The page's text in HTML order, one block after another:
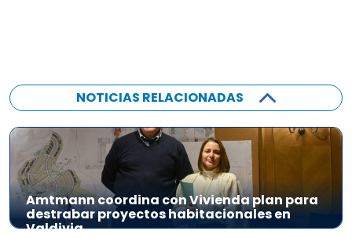
NOTICIAS RELACIONADAS
Amtmann coordina con Vivienda plan para
destrabar proyectos habitacionales en
Valdivia